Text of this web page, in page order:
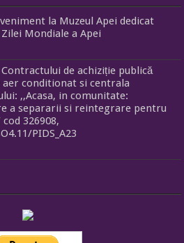
la Muzeul Apei dedicat
Mondiale a Apei
de achiziție publică
aer conditionat si centrala
,,Acasa, in comunitate:
a separarii si reintegrare pentru
326908,
PIDS_A23